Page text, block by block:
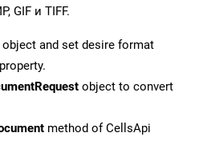
GIF и TIFF.
object and set desire format
property.
object to convert
method of CellsApi